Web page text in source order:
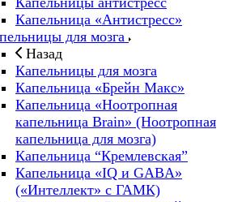
Капельница «Антистресс»
для мозга
Назад
Капельницы для мозга
Капельница «Брейн Макс»
Капельница «Ноотропная
капельница Brain» (Ноотропная
капельница для мозга)
Капельница “Кремлевская”
Капельница «IQ и GABA»
(«Интеллект» с ГАМК)